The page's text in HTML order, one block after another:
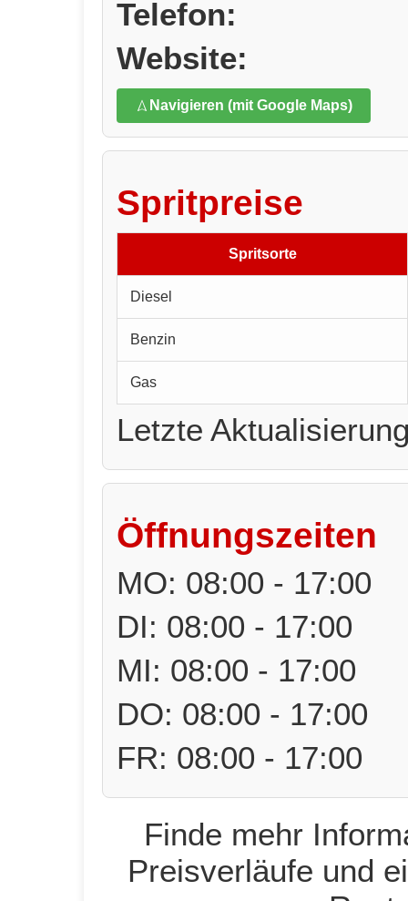
Telefon:
Website:
Navigieren (mit Google Maps)
Spritpreise
Spritsorte
Diesel
Benzin
Gas
Letzte
Öffnungszeiten
MO: 08:00 - 17:00
DI: 08:00 - 17:00
MI: 08:00 - 17:00
DO: 08:00 - 17:00
FR: 08:00 - 17:00
Finde mehr
Preisverläufe und